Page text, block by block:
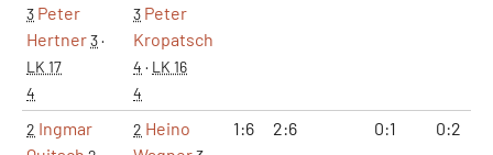
3 Peter
Hertner3·
LK 17
4
3 Peter
Kropatsch
4 · LK 16
4
2 Ingmar
2 Heino
1:6 2:6 0:1 0:2